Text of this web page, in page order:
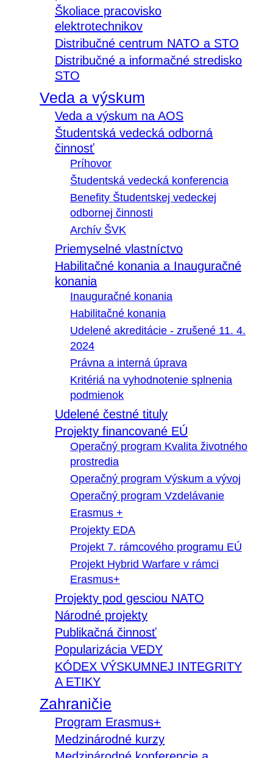
Školiace pracovisko
elektrotechnikov
Distribučné centrum NATO a STO
Distribučné a informačné stredisko
STO
Veda a výskum
Veda a výskum na AOS
Študentská vedecká odborná
činnosť
Príhovor
Študentská vedecká konferencia
Benefity Študentskej vedeckej
odbornej činnosti
Archív ŠVK
Priemyselné vlastníctvo
Habilitačné konania a Inauguračné
konania
Inauguračné konania
Habilitačné konania
Udelené akreditácie - zrušené 11. 4.
2024
Právna a interná úprava
Kritériá na vyhodnotenie splnenia
podmienok
Udelené čestné tituly
Projekty financované EÚ
Operačný program Kvalita životného
prostredia
Operačný program Výskum a vývoj
Operačný program Vzdelávanie
Erasmus +
Projekty EDA
Projekt 7. rámcového programu EÚ
Projekt Hybrid Warfare v rámci
Erasmus+
Projekty pod gesciou NATO
Národné projekty
Publikačná činnosť
Popularizácia VEDY
KÓDEX VÝSKUMNEJ INTEGRITY
A ETIKY
Zahraničie
Program Erasmus+
Medzinárodné kurzy